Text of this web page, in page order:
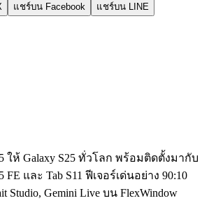
แชร์บน Facebook แชร์บน LINE
ให้ Galaxy S25 ทั่วโลก พร้อมติดตั้งมากับ
FE และ Tab S11 ฟีเจอร์เด่นอย่าง 90:10
Studio, Gemini Live บน FlexWindow